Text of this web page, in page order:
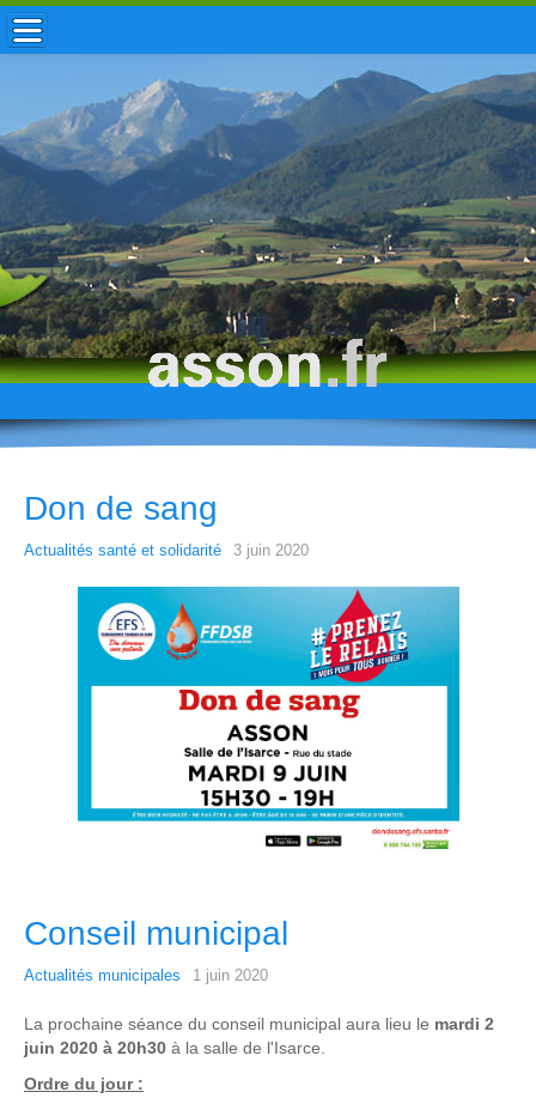
ACCUEIL / INFOS
MUNICIPALITÉ
VIE LOCALE
ENFANCE
TOURISME
HISTOIRE
Don de sang
Actualités santé et solidarité 3 juin 2020
Conseil municipal
Actualités municipales 1 juin 2020
La prochaine séance du conseil municipal aura lieu le mardi 2
juin 2020 à 20h30 à la salle de l'Isarce.
Ordre du jour :